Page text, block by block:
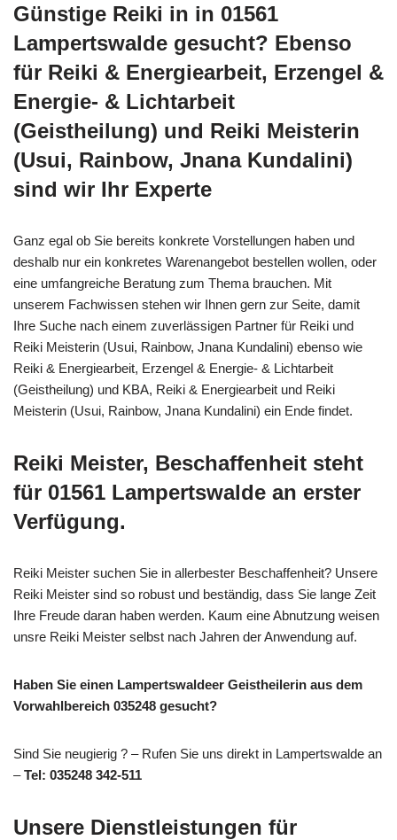
Günstige Reiki in in 01561
Lampertswalde gesucht? Ebenso
für Reiki & Energiearbeit, Erzengel &
Energie- & Lichtarbeit
(Geistheilung) und Reiki Meisterin
(Usui, Rainbow, Jnana Kundalini)
sind wir Ihr Experte
Ganz egal ob Sie bereits konkrete Vorstellungen haben und
deshalb nur ein konkretes Warenangebot bestellen wollen, oder
eine umfangreiche Beratung zum Thema brauchen. Mit
unserem Fachwissen stehen wir Ihnen gern zur Seite, damit
Ihre Suche nach einem zuverlässigen Partner für Reiki und
Reiki Meisterin (Usui, Rainbow, Jnana Kundalini) ebenso wie
Reiki & Energiearbeit, Erzengel & Energie- & Lichtarbeit
(Geistheilung) und KBA, Reiki & Energiearbeit und Reiki
Meisterin (Usui, Rainbow, Jnana Kundalini) ein Ende findet.
Reiki Meister, Beschaffenheit steht
für 01561 Lampertswalde an erster
Verfügung.
Reiki Meister suchen Sie in allerbester Beschaffenheit? Unsere
Reiki Meister sind so robust und beständig, dass Sie lange Zeit
Ihre Freude daran haben werden. Kaum eine Abnutzung weisen
unsre Reiki Meister selbst nach Jahren der Anwendung auf.
Haben Sie einen Lampertswaldeer Geistheilerin aus dem
Vorwahlbereich 035248 gesucht?
Sind Sie neugierig ? – Rufen Sie uns direkt in Lampertswalde an
–Tel: 035248 342-511
Unsere Dienstleistungen für